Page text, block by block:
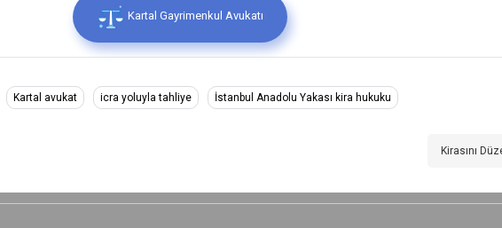
Kartal Gayrimenkul Avukatı
Kartal avukat icra yoluyla tahliye İstanbul Anadolu Yakası kira hukuku
Kirasını